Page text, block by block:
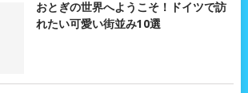
おとぎの世界へようこそ！ドイツで訪
れたい可愛い街並み10選